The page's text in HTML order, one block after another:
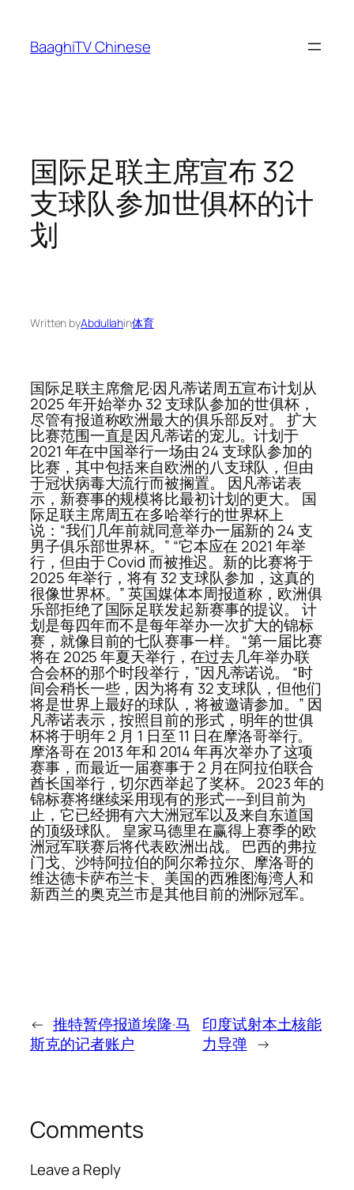
content
BaaghiTV Chinese
国际足联主席宣布 32
支球队参加世俱杯的计
划
Written byAbdullahin体育
国际足联主席詹尼·因凡蒂诺周五宣布计划从
2025 年开始举办 32 支球队参加的世俱杯，
尽管有报道称欧洲最大的俱乐部反对。 扩大
比赛范围一直是因凡蒂诺的宠儿。计划于
2021 年在中国举行一场由 24 支球队参加的
比赛，其中包括来自欧洲的八支球队，但由
于冠状病毒大流行而被搁置。 因凡蒂诺表
示，新赛事的规模将比最初计划的更大。 国
际足联主席周五在多哈举行的世界杯上
说：“我们几年前就同意举办一届新的 24 支
男子俱乐部世界杯。” “它本应在 2021 年举
行，但由于 Covid 而被推迟。新的比赛将于
2025 年举行，将有 32 支球队参加，这真的
很像世界杯。” 英国媒体本周报道称，欧洲俱
乐部拒绝了国际足联发起新赛事的提议。 计
划是每四年而不是每年举办一次扩大的锦标
赛，就像目前的七队赛事一样。 “第一届比赛
将在 2025 年夏天举行，在过去几年举办联
合会杯的那个时段举行，”因凡蒂诺说。 “时
间会稍长一些，因为将有 32 支球队，但他们
将是世界上最好的球队，将被邀请参加。” 因
凡蒂诺表示，按照目前的形式，明年的世俱
杯将于明年 2 月 1 日至 11 日在摩洛哥举行。
摩洛哥在 2013 年和 2014 年再次举办了这项
赛事，而最近一届赛事于 2 月在阿拉伯联合
酋长国举行，切尔西举起了奖杯。 2023 年的
锦标赛将继续采用现有的形式——到目前为
止，它已经拥有六大洲冠军以及来自东道国
的顶级球队。 皇家马德里在赢得上赛季的欧
洲冠军联赛后将代表欧洲出战。 巴西的弗拉
门戈、沙特阿拉伯的阿尔希拉尔、摩洛哥的
维达德卡萨布兰卡、美国的西雅图海湾人和
新西兰的奥克兰市是其他目前的洲际冠军。
← 推特暂停报道埃隆·马
斯克的记者账户
印度试射本土核能
力导弹 →
Comments
Leave a Reply